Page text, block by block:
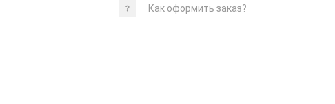
Как оформить заказ?